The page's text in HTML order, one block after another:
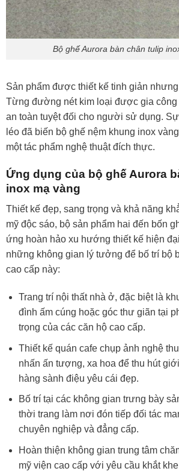
Bộ ghế Aurora bàn chân tulip
Sản phẩm được thiết kế tinh giản
Từng đường nét kim loại được gia công
an toàn tuyệt đối cho người sử dụng.
léo đã biến bộ ghế nệm khung inox
một tác phẩm nghệ thuật đích thực.
Ứng dụng của bộ ghế Aurora
inox mạ vàng
Thiết kế đẹp, sang trọng và khả năng
mỹ độc sáo, bộ sản phẩm hai đến bốn
ứng hoàn hảo xu hướng thiết kế hiện
những không gian lý tưởng để bố trí bộ
cao cấp này:
Trang trí nội thất nhà ở, đặc biệt là
đình ấm cúng hoặc góc thư giãn tại
trọng của các căn hộ cao cấp.
Thiết kế quán cafe chụp ảnh nghệ
nhấn ấn tượng, xa hoa để thu hút
hàng sành điệu yêu cái đẹp.
Bố trí tại các không gian trưng bày
thời trang làm nơi đón tiếp đối tác
chuyên nghiệp và đẳng cấp.
Hoàn thiện không gian trung tâm
mỹ viện cao cấp với yêu cầu khắt